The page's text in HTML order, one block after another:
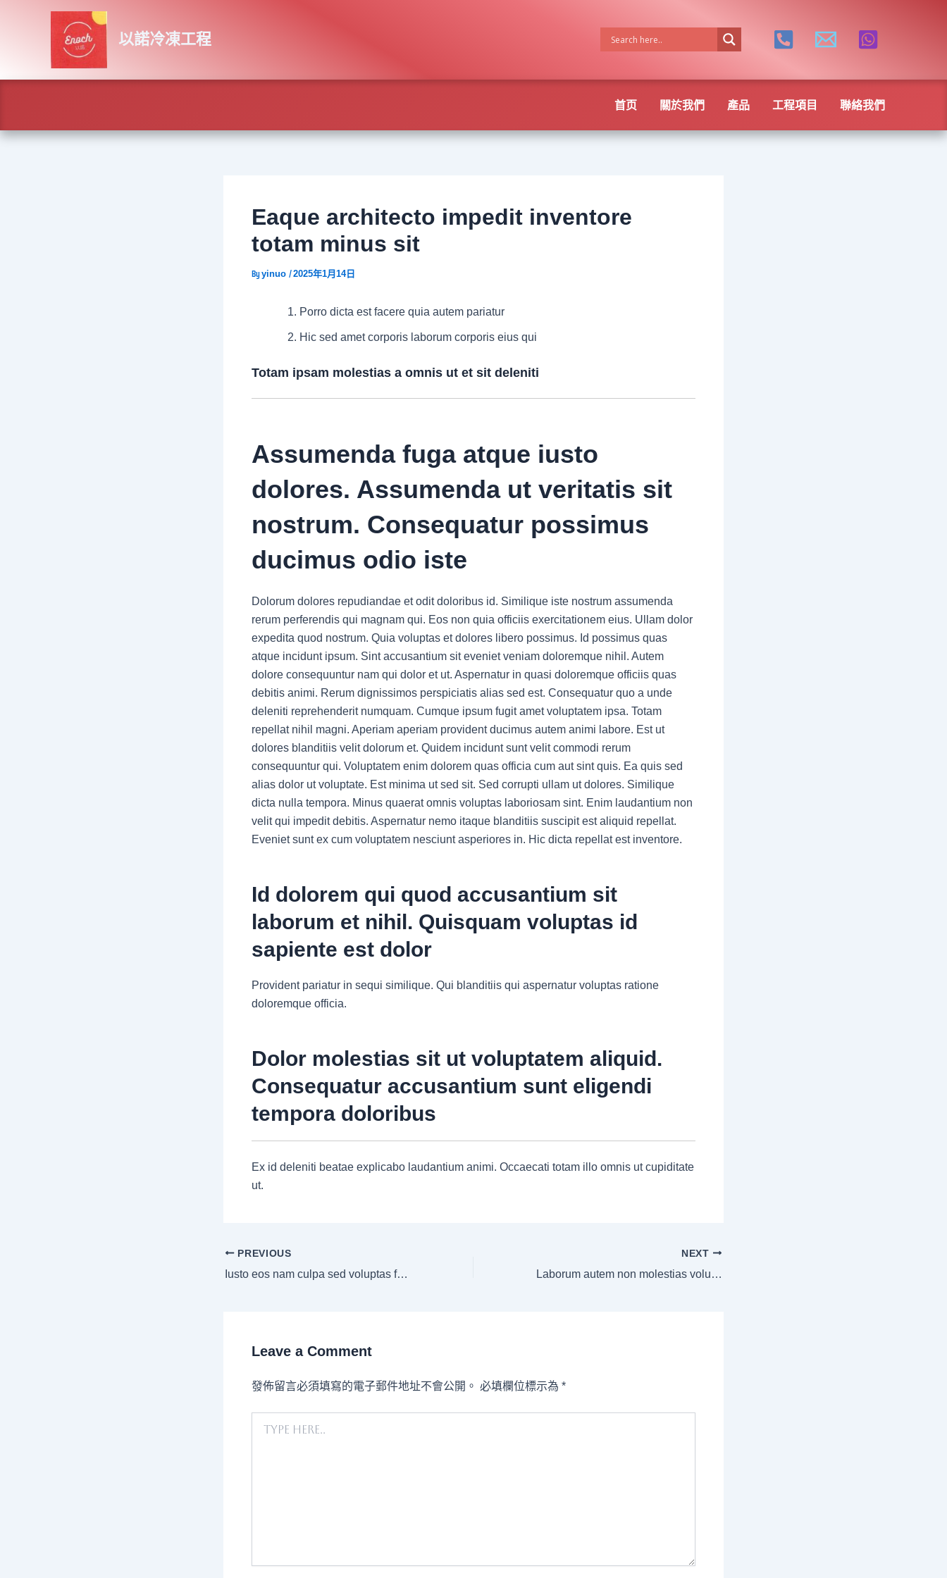
以諾冷凍工程
首页 關於我們 產品 工程項目 聯絡我們
Eaque architecto impedit inventore
totam minus sit
Byyinuo /2025年1月14日
Porro dicta est facere quia autem pariatur
Hic sed amet corporis laborum corporis eius qui
Totam ipsam molestias a omnis ut et sit deleniti
Assumenda fuga atque iusto
dolores. Assumenda ut veritatis sit
nostrum. Consequatur possimus
ducimus odio iste
Dolorum dolores repudiandae et odit doloribus id. Similique iste nostrum assumenda
rerum perferendis qui magnam qui. Eos non quia officiis exercitationem eius. Ullam dolor
expedita quod nostrum. Quia voluptas et dolores libero possimus. Id possimus quas
atque incidunt ipsum. Sint accusantium sit eveniet veniam doloremque nihil. Autem
dolore consequuntur nam qui dolor et ut. Aspernatur in quasi doloremque officiis quas
debitis animi. Rerum dignissimos perspiciatis alias sed est. Consequatur quo a unde
deleniti reprehenderit numquam. Cumque ipsum fugit amet voluptatem ipsa. Totam
repellat nihil magni. Aperiam aperiam provident ducimus autem animi labore. Est ut
dolores blanditiis velit dolorum et. Quidem incidunt sunt velit commodi rerum
consequuntur qui. Voluptatem enim dolorem quas officia cum aut sint quis. Ea quis sed
alias dolor ut voluptate. Est minima ut sed sit. Sed corrupti ullam ut dolores. Similique
dicta nulla tempora. Minus quaerat omnis voluptas laboriosam sint. Enim laudantium non
velit qui impedit debitis. Aspernatur nemo itaque blanditiis suscipit est aliquid repellat.
Eveniet sunt ex cum voluptatem nesciunt asperiores in. Hic dicta repellat est inventore.
Id dolorem qui quod accusantium sit
laborum et nihil. Quisquam voluptas id
sapiente est dolor
Provident pariatur in sequi similique. Qui blanditiis qui aspernatur voluptas ratione
doloremque officia.
Dolor molestias sit ut voluptatem aliquid.
Consequatur accusantium sunt eligendi
tempora doloribus
Ex id deleniti beatae explicabo laudantium animi. Occaecati totam illo omnis ut cupiditate
ut.
PREVIOUS
Iusto eos nam culpa sed voluptas fuga
NEXT
Laborum autem non molestias voluptatem facilis minus
Leave a Comment
發佈留言必須填寫的電子郵件地址不會公開。 必填欄位標示為 *
here..